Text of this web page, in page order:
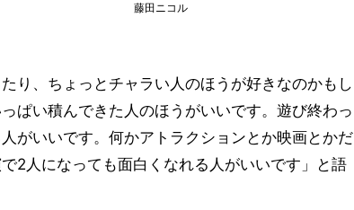
藤田ニコル
り、ちょっとチャラい人のほうが好きなのかもし
ぱい積んできた人のほうがいいです。遊び終わっ
がいいです。何かアトラクションとか映画とかだ
2人になっても面白くなれる人がいいです」と語